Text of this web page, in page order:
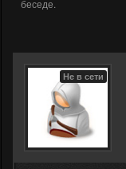
беседе.
Не в сети